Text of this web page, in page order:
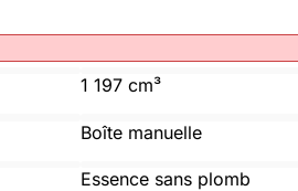
1 197 cm³
Boîte manuelle
Essence sans plomb